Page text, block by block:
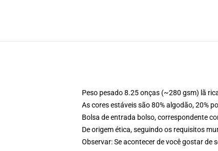
Peso pesado 8.25 onças (~280 gsm) lã
As cores estáveis são 80% algodão, 20%
Bolsa de entrada bolso, correspondente
De origem ética, seguindo os requisitos
Observar: Se acontecer de você gostar